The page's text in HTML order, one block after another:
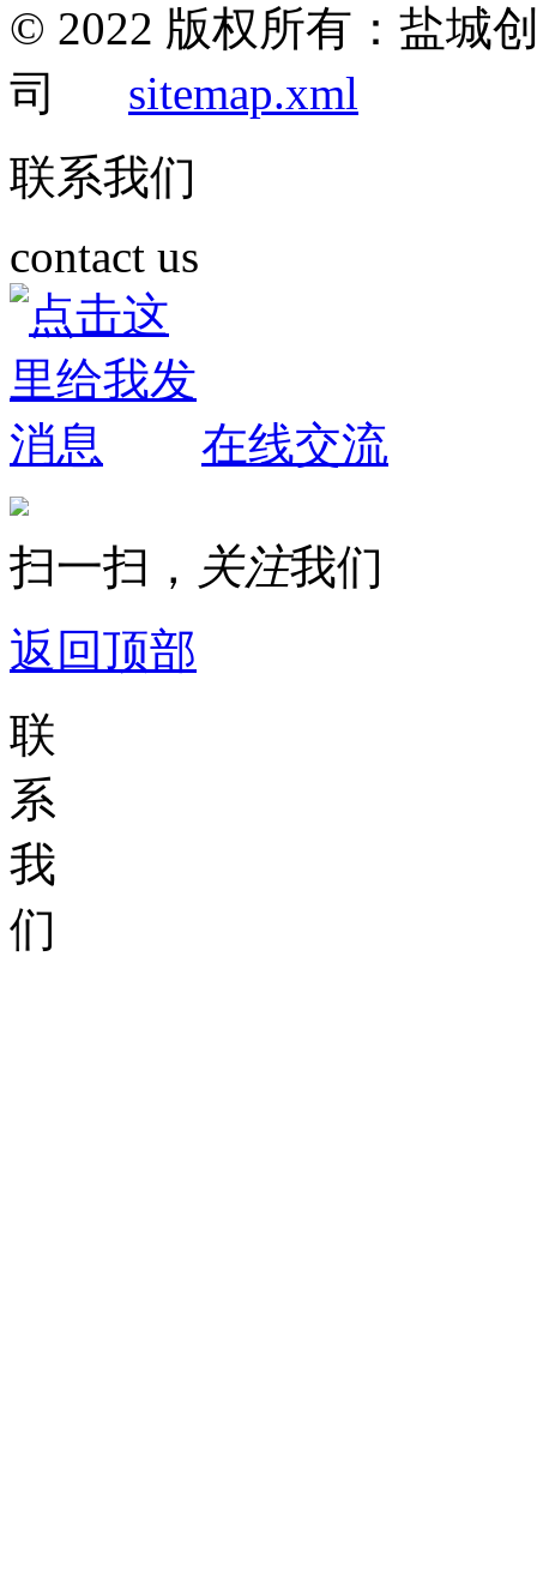
© 2022 版权所有：盐城
司 sitemap.xml
联系我们
contact us
在线交流
扫一扫， 关注我们
返回顶部
联
系
我
们